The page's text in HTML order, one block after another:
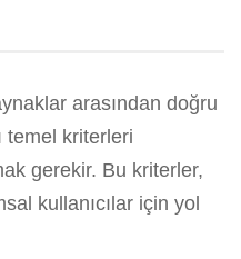
arasından doğru
temel kriterleri
gerekir. Bu kriterler,
kullanıcılar için yol